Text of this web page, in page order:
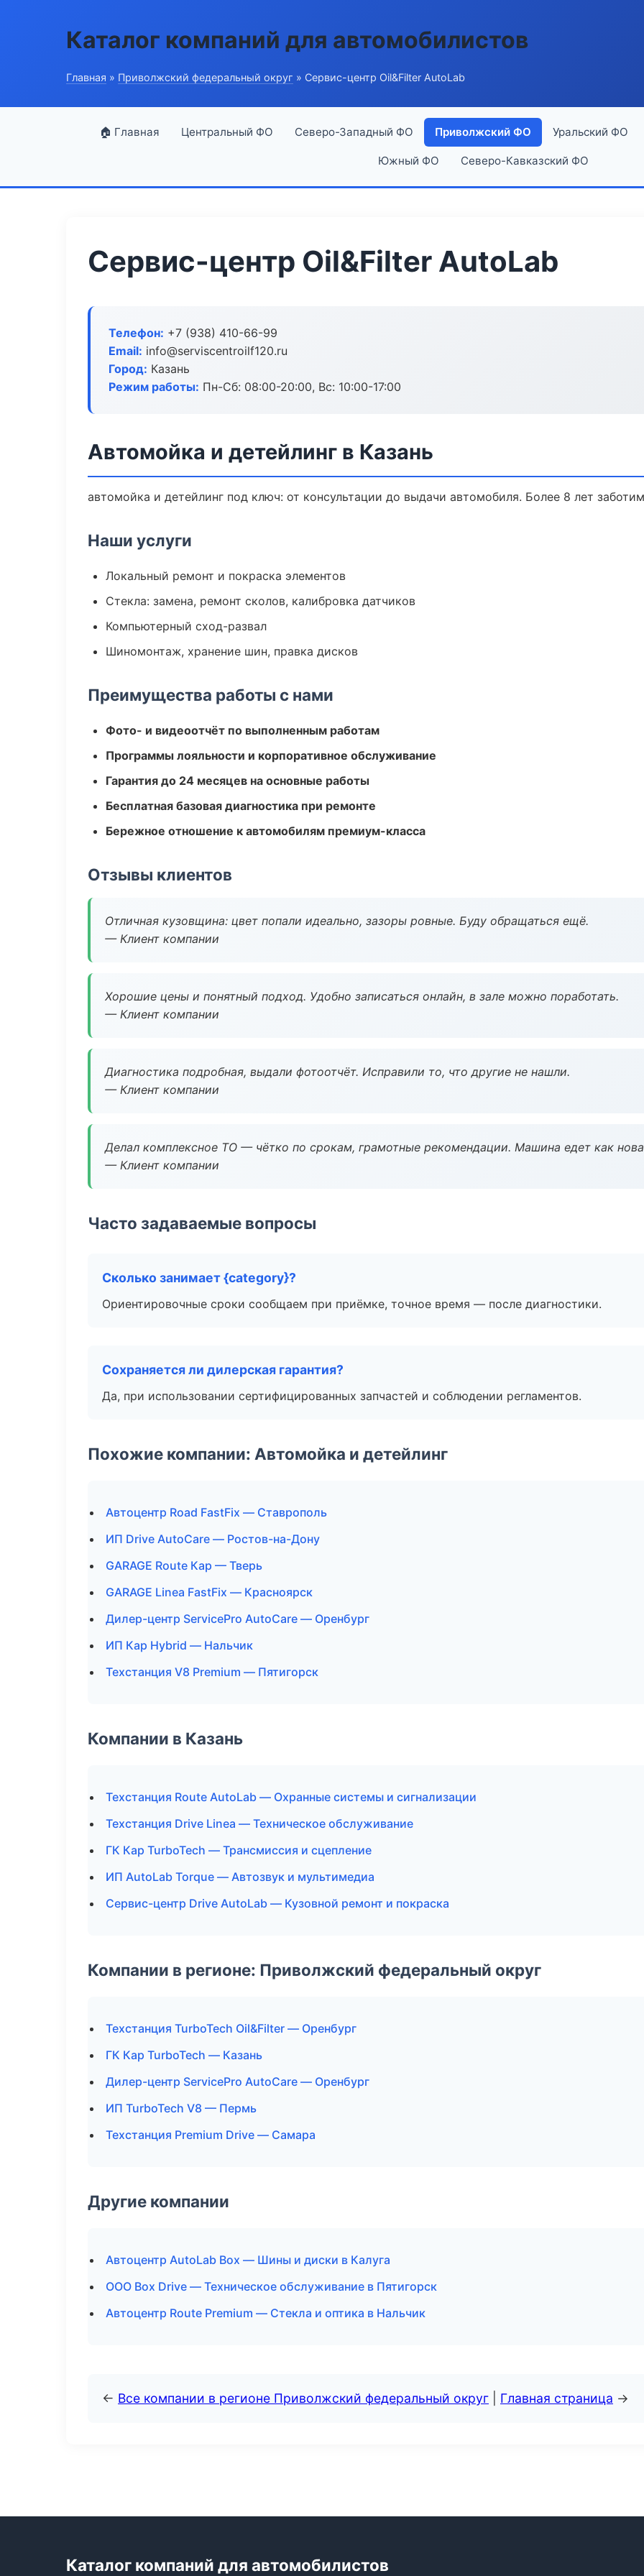
Каталог компаний для автомобилистов
Главная » Приволжский федеральный округ » Сервис-центр Oil&Filter AutoLab
🏠 Главная Центральный ФО Северо-Западный ФО Приволжский ФО Уральский ФО
Южный ФО Северо-Кавказский ФО
Сервис-центр Oil&Filter AutoLab
Телефон: +7 (938) 410-66-99
Email: info@serviscentroilf120.ru
Город: Казань
Режим работы: Пн-Сб: 08:00-20:00, Вс: 10:00-17:00
Автомойка и детейлинг в Казань
автомойка и детейлинг под ключ: от консультации до выдачи автомобиля. Более 8 лет
Наши услуги
Локальный ремонт и покраска элементов
Стекла: замена, ремонт сколов, калибровка датчиков
Компьютерный сход-развал
Шиномонтаж, хранение шин, правка дисков
Преимущества работы с нами
Фото- и видеоотчёт по выполненным работам
Программы лояльности и корпоративное обслуживание
Гарантия до 24 месяцев на основные работы
Бесплатная базовая диагностика при ремонте
Бережное отношение к автомобилям премиум-класса
Отзывы клиентов
Отличная кузовщина: цвет попали идеально, зазоры ровные. Буду обращаться ещё.
— Клиент компании
Хорошие цены и понятный подход. Удобно записаться онлайн, в зале можно поработать.
— Клиент компании
Диагностика подробная, выдали фотоотчёт. Исправили то, что другие не нашли.
— Клиент компании
Делал комплексное ТО — чётко по срокам, грамотные рекомендации. Машина едет как
— Клиент компании
Часто задаваемые вопросы
Сколько занимает {category}?
Ориентировочные сроки сообщаем при приёмке, точное время — после диагностики.
Сохраняется ли дилерская гарантия?
Да, при использовании сертифицированных запчастей и соблюдении регламентов.
Похожие компании: Автомойка и детейлинг
Автоцентр Road FastFix — Ставрополь
ИП Drive AutoCare — Ростов-на-Дону
GARAGE Route Кар — Тверь
GARAGE Linea FastFix — Красноярск
Дилер-центр ServicePro AutoCare — Оренбург
ИП Кар Hybrid — Нальчик
Техстанция V8 Premium — Пятигорск
Компании в Казань
Техстанция Route AutoLab — Охранные системы и сигнализации
Техстанция Drive Linea — Техническое обслуживание
ГК Кар TurboTech — Трансмиссия и сцепление
ИП AutoLab Torque — Автозвук и мультимедиа
Сервис-центр Drive AutoLab — Кузовной ремонт и покраска
Компании в регионе: Приволжский федеральный округ
Техстанция TurboTech Oil&Filter — Оренбург
ГК Кар TurboTech — Казань
Дилер-центр ServicePro AutoCare — Оренбург
ИП TurboTech V8 — Пермь
Техстанция Premium Drive — Самара
Другие компании
Автоцентр AutoLab Box — Шины и диски в Калуга
ООО Box Drive — Техническое обслуживание в Пятигорск
Автоцентр Route Premium — Стекла и оптика в Нальчик
← Все компании в регионе Приволжский федеральный округ Главная страница →
Каталог компаний для автомобилистов